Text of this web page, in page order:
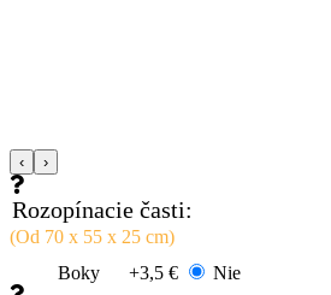
‹ ›
Rozopínacie časti:
(Od 70 x 55 x 25 cm)
Boky
+3,5 € Nie